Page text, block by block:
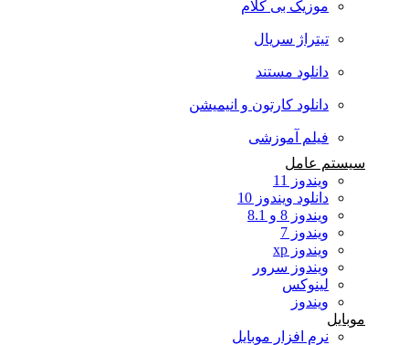
موزیک بی کلام
تیتراژ سریال
دانلود مستند
دانلود کارتون و انیمیشن
فیلم آموزشی
سیستم عامل
ویندوز 11
دانلود ویندوز 10
ویندوز 8 و 8.1
ویندوز 7
ویندوز xp
ویندوز سرور
لینوکس
ویندوز
موبایل
نرم افزار موبایل